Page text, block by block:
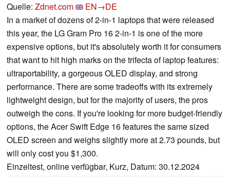
Quelle: Zdnet.com
EN→DE
In a market of dozens of 2-in-1 laptops that were released
this year, the LG Gram Pro 16 2-in-1 is one of the more
expensive options, but it's absolutely worth it for consumers
that want to hit high marks on the trifecta of laptop features:
ultraportability, a gorgeous OLED display, and strong
performance. There are some tradeoffs with its extremely
lightweight design, but for the majority of users, the pros
outweigh the cons. If you're looking for more budget-friendly
options, the Acer Swift Edge 16 features the same sized
OLED screen and weighs slightly more at 2.73 pounds, but
will only cost you $1,300.
Einzeltest, online verfügbar, Kurz, Datum: 30.12.2024